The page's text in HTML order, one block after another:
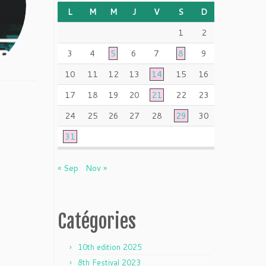
L M M J V S
D
1
2
3
4 5 6 7 8
9
10
11 12 13 14 15
16
17
18 19 20 21 22
23
24
25 26 27 28 29
30
31
« Sep Nov »
Catégories
10th edition 2025
8th Festival 2023